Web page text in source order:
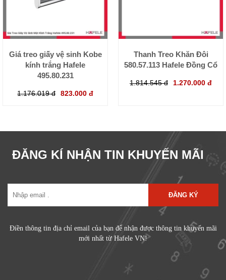
Giá treo giấy vệ sinh Kobe
kính trắng Hafele
495.80.231
1.176.019 đ 823.000 đ
Thanh Treo Khăn Đôi
580.57.113 Hafele Đồng Cổ
1.814.545 đ 1.270.000 đ
ĐĂNG KÍ NHẬN TIN KHUYẾN MÃI
ĐĂNG KÝ
Điền thông tin địa chỉ email của bạn để nhận được thông tin khuyến mãi
mới nhất từ Hafele VN!